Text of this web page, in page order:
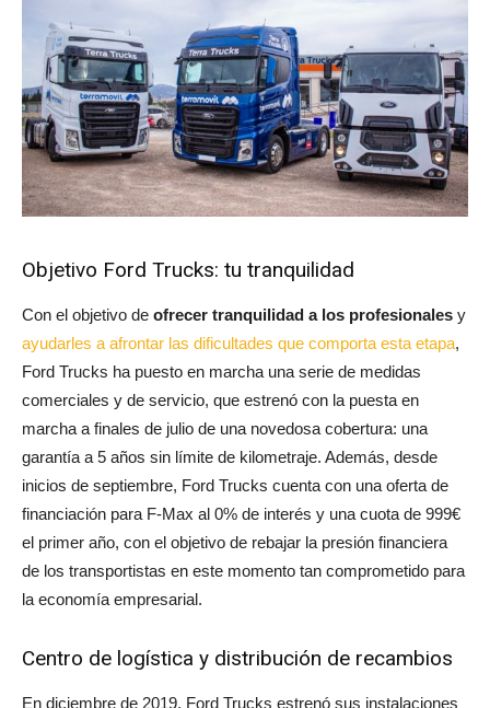
Objetivo Ford Trucks: tu tranquilidad
Con el objetivo de ofrecer tranquilidad a los profesionales y
ayudarles a afrontar las dificultades que comporta esta etapa,
Ford Trucks ha puesto en marcha una serie de medidas
comerciales y de servicio, que estrenó con la puesta en
marcha a finales de julio de una novedosa cobertura: una
garantía a 5 años sin límite de kilometraje. Además, desde
inicios de septiembre, Ford Trucks cuenta con una oferta de
financiación para F-Max al 0% de interés y una cuota de 999€
el primer año, con el objetivo de rebajar la presión financiera
de los transportistas en este momento tan comprometido para
la economía empresarial.
Centro de logística y distribución de recambios
En diciembre de 2019, Ford Trucks estrenó sus instalaciones